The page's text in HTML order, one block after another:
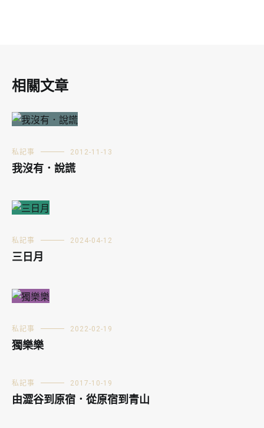
相關文章
私記事 2012-11-13
我沒有．說謊
私記事 2024-04-12
三日月
私記事 2022-02-19
獨樂樂
私記事 2017-10-19
由澀谷到原宿．從原宿到青山